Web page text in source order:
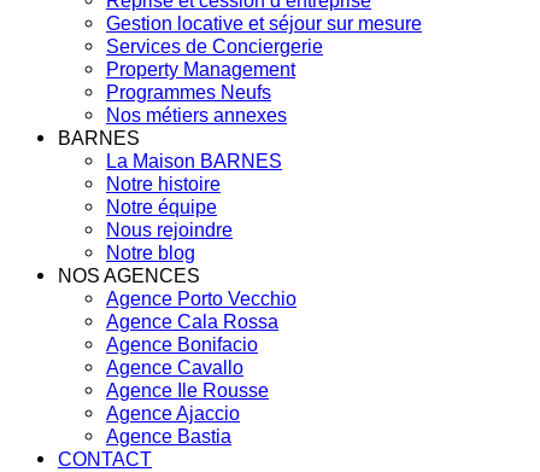
Gestion locative et séjour sur mesure
Services de Conciergerie
Property Management
Programmes Neufs
Nos métiers annexes
BARNES
La Maison BARNES
Notre histoire
Notre équipe
Nous rejoindre
Notre blog
NOS AGENCES
Agence Porto Vecchio
Agence Cala Rossa
Agence Bonifacio
Agence Cavallo
Agence Ile Rousse
Agence Ajaccio
Agence Bastia
CONTACT